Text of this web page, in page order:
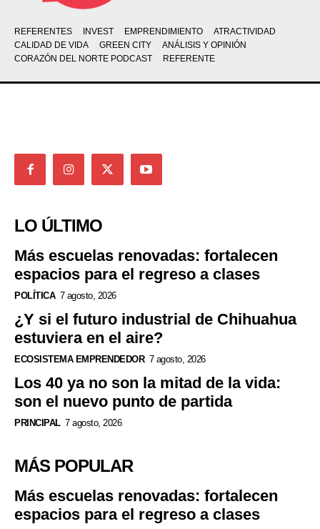
REFERENTES INVEST EMPRENDIMIENTO
ATRACTIVIDAD
CALIDAD DE VIDA
GREEN CITY
ANÁLISIS Y OPINIÓN
CORAZÓN DEL NORTE PODCAST
REFERENTE
LO ÚLTIMO
Más escuelas renovadas: fortalecen
espacios para el regreso a clases
POLÍTICA 7 agosto, 2026
¿Y si el futuro industrial de Chihuahua
estuviera en el aire?
ECOSISTEMA EMPRENDEDOR 7 agosto, 2026
Los 40 ya no son la mitad de la vida:
son el nuevo punto de partida
PRINCIPAL 7 agosto, 2026
MÁS POPULAR
Más escuelas renovadas: fortalecen
espacios para el regreso a clases